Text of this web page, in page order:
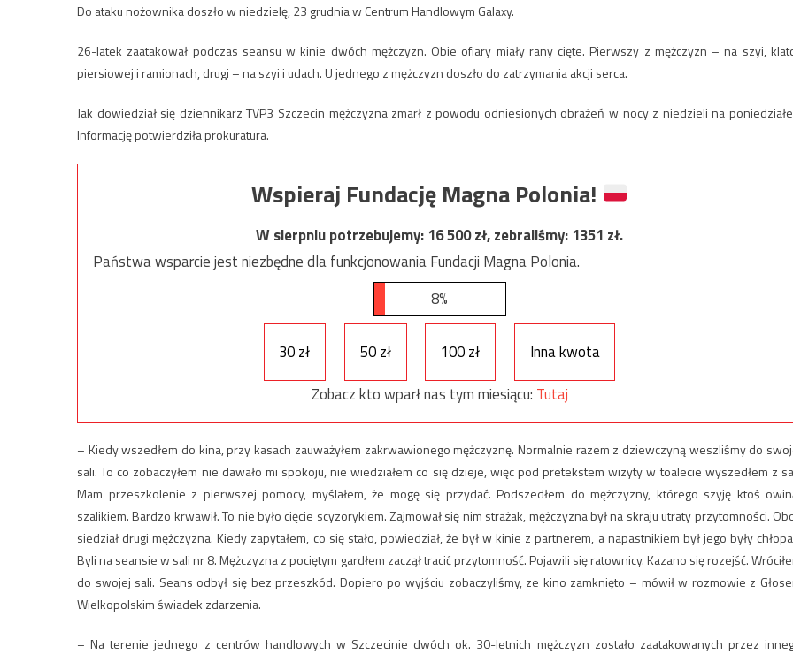
Do ataku nożownika doszło w niedzielę, 23 grudnia w Centrum Handlowym Galaxy.
26-latek zaatakował podczas seansu w kinie dwóch mężczyzn. Obie ofiary miały rany cięte. Pierwszy z mężczyzn – na szyi,
piersiowej i ramionach, drugi – na szyi i udach. U jednego z mężczyzn doszło do zatrzymania akcji serca.
Jak dowiedział się dziennikarz TVP3 Szczecin mężczyzna zmarł z powodu odniesionych obrażeń w nocy z niedzieli na
Informację potwierdziła prokuratura.
Wspieraj Fundację Magna Polonia!
W sierpniu potrzebujemy:16 500zł, zebraliśmy:1351 zł.
Państwa wsparcie jest niezbędne dla funkcjonowania Fundacji Magna Polonia.
8%
30 zł 50 zł 100 zł
Inna kwota
Zobacz kto wparł nas tym miesiącu: Tutaj
– Kiedy wszedłem do kina, przy kasach zauważyłem zakrwawionego mężczyznę. Normalnie razem z dziewczyną weszliśmy do
sali. To co zobaczyłem nie dawało mi spokoju, nie wiedziałem co się dzieje, więc pod pretekstem wizyty w toalecie wyszedłem z
Mam przeszkolenie z pierwszej pomocy, myślałem, że mogę się przydać. Podszedłem do mężczyzny, którego szyję ktoś
szalikiem. Bardzo krwawił. To nie było cięcie scyzorykiem. Zajmował się nim strażak, mężczyzna był na skraju utraty przytomności.
siedział drugi mężczyzna. Kiedy zapytałem, co się stało, powiedział, że był w kinie z partnerem, a napastnikiem był jego były
Byli na seansie w sali nr 8. Mężczyzna z pociętym gardłem zaczął tracić przytomność. Pojawili się ratownicy. Kazano się rozejść.
do swojej sali. Seans odbył się bez przeszkód. Dopiero po wyjściu zobaczyliśmy, ze kino zamknięto – mówił w rozmowie z
Wielkopolskim świadek zdarzenia.
– Na terenie jednego z centrów handlowych w Szczecinie dwóch ok. 30-letnich mężczyzn zostało zaatakowanych przez